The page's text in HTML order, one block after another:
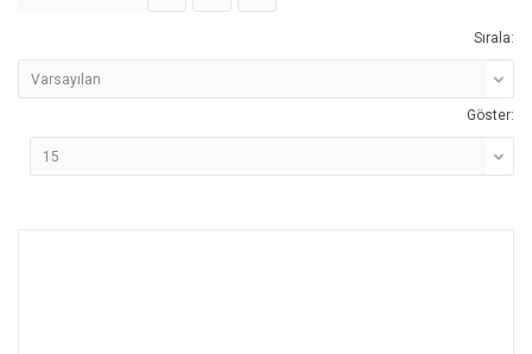
Sırala:
Göster: